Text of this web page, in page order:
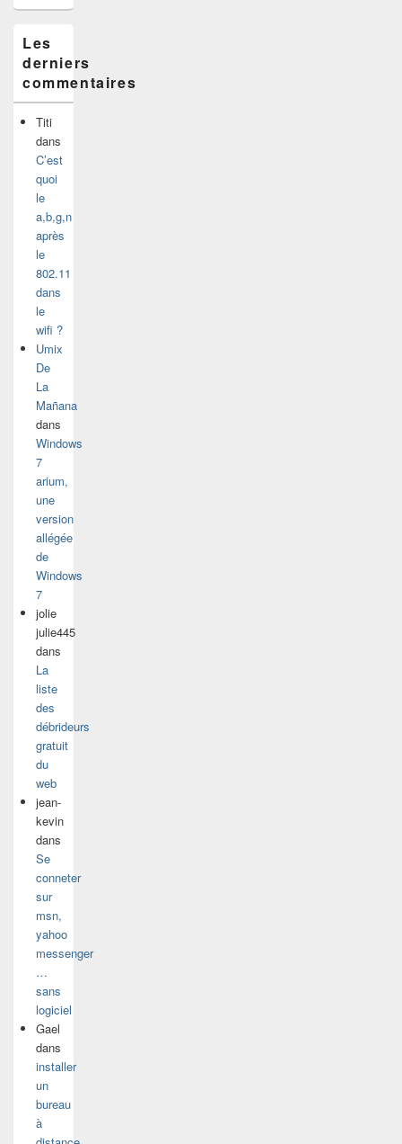
Les
derniers
commentaires
Titi
dans
C’est
quoi
le
a,b,g,n
après
le
802.11
dans
le
wifi ?
Umix
De
La
Mañana
dans
Windows
7
arium,
une
version
allégée
de
Windows
7
jolie
julie445
dans
La
liste
des
débrideurs
gratuit
du
web
jean-
kevin
dans
Se
conneter
sur
msn,
yahoo
messenger
…
sans
logiciel
Gael
dans
installer
un
bureau
à